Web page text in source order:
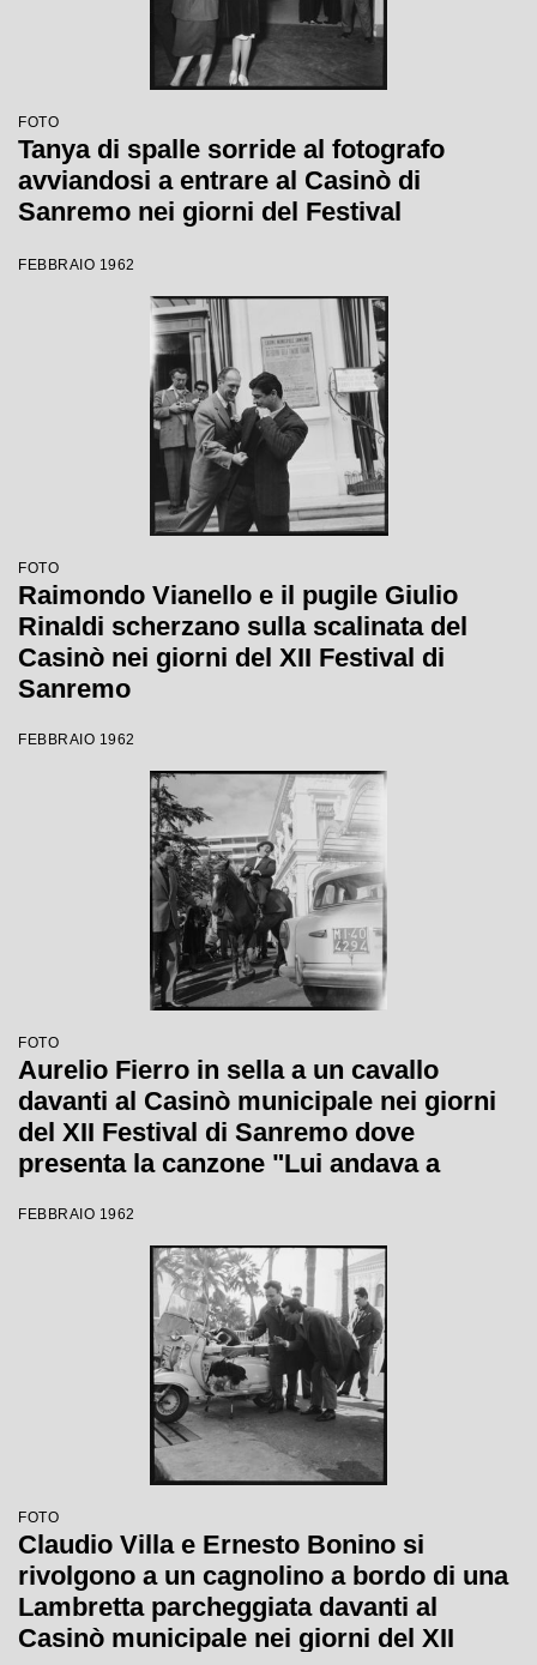
FOTO
Tanya di spalle sorride al fotografo
avviandosi a entrare al Casinò di
Sanremo nei giorni del Festival
FEBBRAIO 1962
FOTO
Raimondo Vianello e il pugile Giulio
Rinaldi scherzano sulla scalinata del
Casinò nei giorni del XII Festival di
Sanremo
FEBBRAIO 1962
FOTO
Aurelio Fierro in sella a un cavallo
davanti al Casinò municipale nei giorni
del XII Festival di Sanremo dove
presenta la canzone "Lui andava a
FEBBRAIO 1962
FOTO
Claudio Villa e Ernesto Bonino si
rivolgono a un cagnolino a bordo di una
Lambretta parcheggiata davanti al
Casinò municipale nei giorni del XII